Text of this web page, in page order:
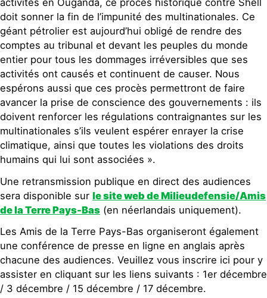
activités en Ouganda, ce procès historique contre Shell
doit sonner la fin de l’impunité des multinationales. Ce
géant pétrolier est aujourd’hui obligé de rendre des
comptes au tribunal et devant les peuples du monde
entier pour tous les dommages irréversibles que ses
activités ont causés et continuent de causer. Nous
espérons aussi que ces procès permettront de faire
avancer la prise de conscience des gouvernements : ils
doivent renforcer les régulations contraignantes sur les
multinationales s’ils veulent espérer enrayer la crise
climatique, ainsi que toutes les violations des droits
humains qui lui sont associées ».
Une retransmission publique en direct des audiences
sera disponible sur le site web de Milieudefensie/Amis
de la Terre Pays-Bas (en néerlandais uniquement).
Les Amis de la Terre Pays-Bas organiseront également
une conférence de presse en ligne en anglais après
chacune des audiences. Veuillez vous inscrire ici pour y
assister en cliquant sur les liens suivants : 1er décembre
/ 3 décembre / 15 décembre / 17 décembre.